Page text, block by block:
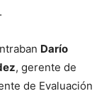
Darío
, gerente de
de Evaluación